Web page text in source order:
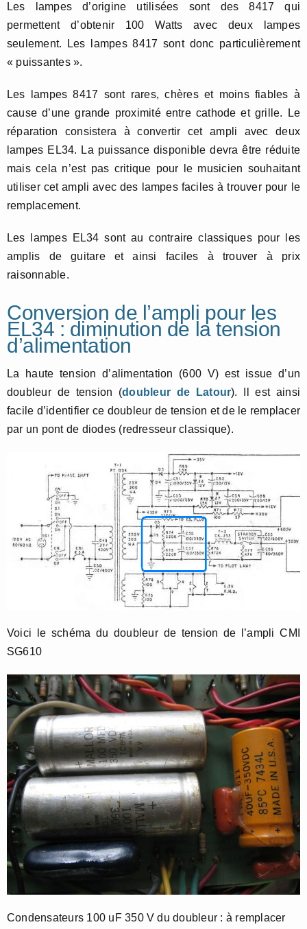
Les lampes d’origine utilisées sont des 8417 qui
permettent d’obtenir 100 Watts avec deux lampes
seulement. Les lampes 8417 sont donc particulièrement
« puissantes ».
Les lampes 8417 sont rares, chères et moins fiables à
cause d’une grande proximité entre cathode et grille. Le
réparation consistera à convertir cet ampli avec deux
lampes EL34. La puissance disponible devra être réduite
mais cela n’est pas critique pour le musicien souhaitant
utiliser cet ampli avec des lampes faciles à trouver pour le
remplacement.
Les lampes EL34 sont au contraire classiques pour les
amplis de guitare et ainsi faciles à trouver à prix
raisonnable.
Conversion de l’ampli pour les
EL34 : diminution de la tension
d’alimentation
La haute tension d’alimentation (600 V) est issue d’un
doubleur de tension (doubleur de Latour). Il est ainsi
facile d’identifier ce doubleur de tension et de le remplacer
par un pont de diodes (redresseur classique).
Voici le schéma du doubleur de tension de l’ampli CMI
SG610
Condensateurs 100 uF 350 V du doubleur : à remplacer